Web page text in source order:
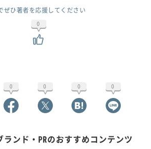
ぜひ著者を応援してください
0
0 0 0 0
ンド・PRのおすすめコンテンツ